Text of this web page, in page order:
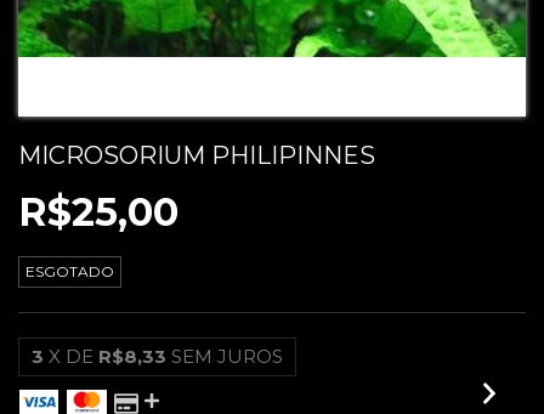
MICROSORIUM PHILIPINNES
R$25,00
ESGOTADO
3 X DE R$8,33 SEM JUROS